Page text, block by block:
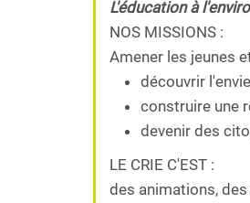
L'éducation à
NOS MISSIONS :
Amener les jeunes
découvrir
construire une
devenir des
LE CRIE C'EST :
des animations,